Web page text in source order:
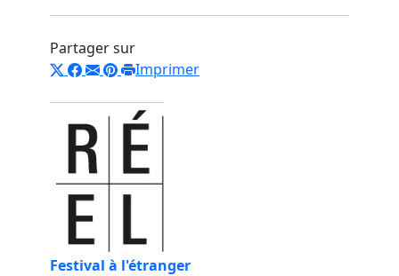
Partager sur
Imprimer
Festival à l'étranger